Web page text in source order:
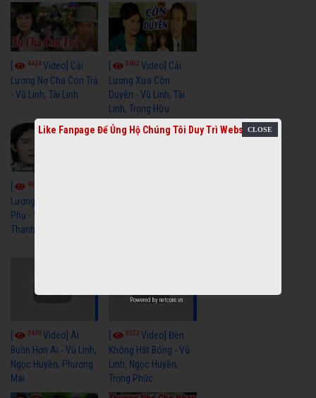
4434Video] Cải
Lương Nợ Cha Con Trả
- Vũ Linh, Tài Linh
3602Video] Cải
Lương Xưa Còn
Duyên - Vũ Linh, Tài
Linh, Trọng Hữu
4018
Lương Xưa Cô Dâu
Phụ - Vũ Linh, Tài Linh,
Thanh Ngân
3470 Video] Ai
Buồn Hơn Ai - Vũ Linh,
Ngọc Huyền, Phượng
Mai
3372Video] Đèn
Không Hắt Bóng - Vũ
Linh, Ngọc Huyền,
Trọng Phúc
Like Fanpage Để Ủng Hộ Chúng Tôi Duy Trì Website
Powered by netcore.vn